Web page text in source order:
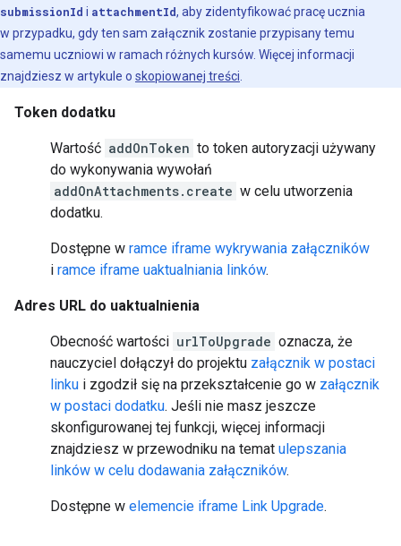
submissionId i attachmentId, aby zidentyfikować pracę ucznia
w przypadku, gdy ten sam załącznik zostanie przypisany temu
samemu uczniowi w ramach różnych kursów. Więcej informacji
znajdziesz w artykule o skopiowanej treści
Token dodatku
Wartość addOnToken to token autoryzacji używany
do wykonywania wywołań
addOnAttachments.create w celu utworzenia
dodatku.
Dostępne w ramce iframe wykrywania załączników
i ramce iframe uaktualniania linków.
Adres URL do uaktualnienia
Obecność wartości urlToUpgrade oznacza, że
nauczyciel dołączył do projektu załącznik w postaci
linku i zgodził się na przekształcenie go w załącznik
w postaci dodatku. Jeśli nie masz jeszcze
skonfigurowanej tej funkcji, więcej informacji
znajdziesz w przewodniku na temat ulepszania
linków w celu dodawania załączników.
Dostępne w elemencie iframe Link Upgrade.